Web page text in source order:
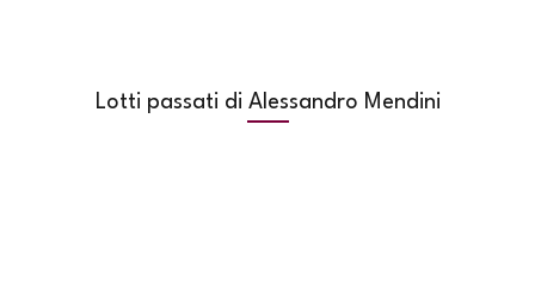
Lotti passati di Alessandro Mendini